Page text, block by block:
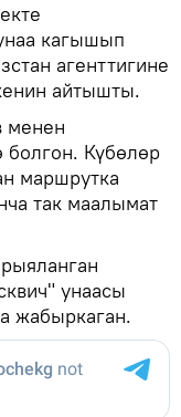
кагышып
агенттигине
айтышты.
менен
Күбөлөр
маршрутка
так маалымат
унаасы
жабыркаган.